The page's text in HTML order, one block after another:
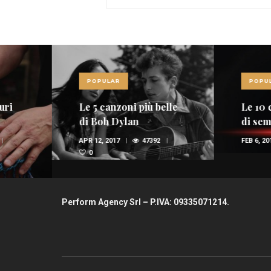
POPULAR
Le 5 canzoni più belle
di Bob Dylan
APR 12, 2017
47392
0
POPULAR
Le 10 canzoni
di sempre
FEB 6, 2017 36948
Perform Agency Srl – P.IVA: 09335071214.